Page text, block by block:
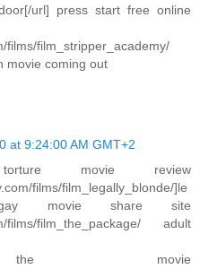
url] press start free online
films/film_stripper_academy/
movie coming out
at 9:24:00 AM GMT+2
movie review
films/film_legally_blonde/]le
movie share site
films/film_the_package/ adult
movie